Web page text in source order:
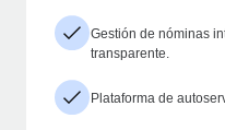
Gestión de nóminas
transparente.
Plataforma de